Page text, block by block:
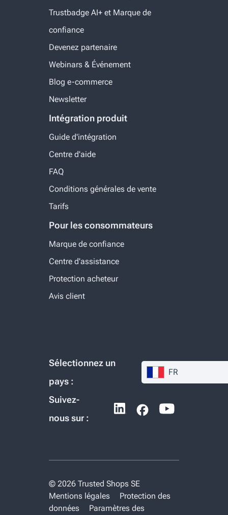
Trustbadge AI+ et Marque de
confiance
Devenez partenaire
Webinars & Événement
Blog e-commerce
Newsletter
Intégration produit
Guide d'intégration
Centre d'aide
FAQ
Conditions générales de vente
Tarifs
Pour les consommateurs
Marque de confiance
Centre d'assistance
Protection acheteur
Avis client
Sélectionnez un
pays :
FR
Suivez-
nous sur :
© 2026 Trusted Shops SE
Mentions légales
Protection des
données
Paramètres des